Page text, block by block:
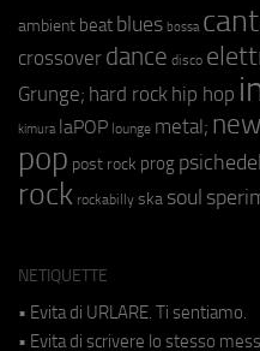
ambient beat blues bossa
crossover dance disco
Grunge; hard rock hip hop
kimura laPOP lounge metal;
pop post rock prog
rock rockabilly ska soul
NETIQUETTE
• Evita di URLARE. Ti sentiamo.
• Evita di scrivere lo stesso